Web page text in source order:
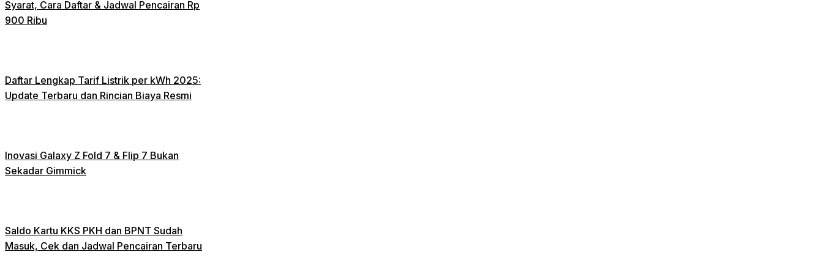
Syarat, Cara Daftar & Jadwal Pencairan Rp
900 Ribu
Daftar Lengkap Tarif Listrik per kWh 2025:
Update Terbaru dan Rincian Biaya Resmi
Inovasi Galaxy Z Fold 7 & Flip 7 Bukan
Sekadar Gimmick
Saldo Kartu KKS PKH dan BPNT Sudah
Masuk, Cek dan Jadwal Pencairan Terbaru